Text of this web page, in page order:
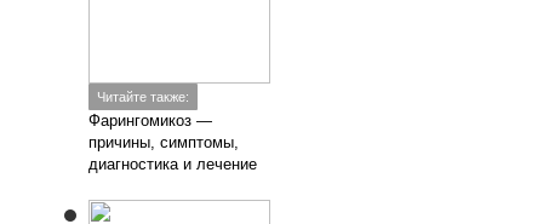
Читайте также:
Фарингомикоз —
причины, симптомы,
диагностика и лечение